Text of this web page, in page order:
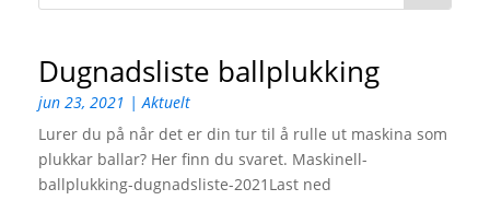
Dugnadsliste ballplukking
jun 23, 2021 |Aktuelt
Lurer du på når det er din tur til å rulle ut maskina som
plukkar ballar? Her finn du svaret. Maskinell-
ballplukking-dugnadsliste-2021Last ned